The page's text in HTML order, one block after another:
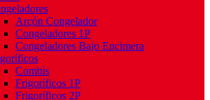
Arcón Congelador
Congeladores 1P
Congeladores Bajo Encimera
Combis
Frigoríficos 1P
Frigoríficos 2P